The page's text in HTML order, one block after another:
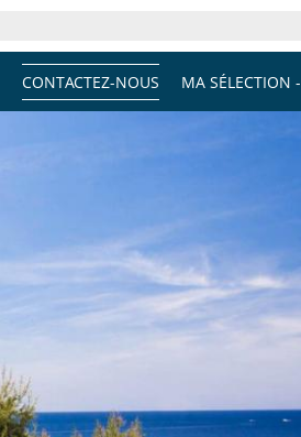
MA SÉLECTION -
CONTACTEZ-NOUS